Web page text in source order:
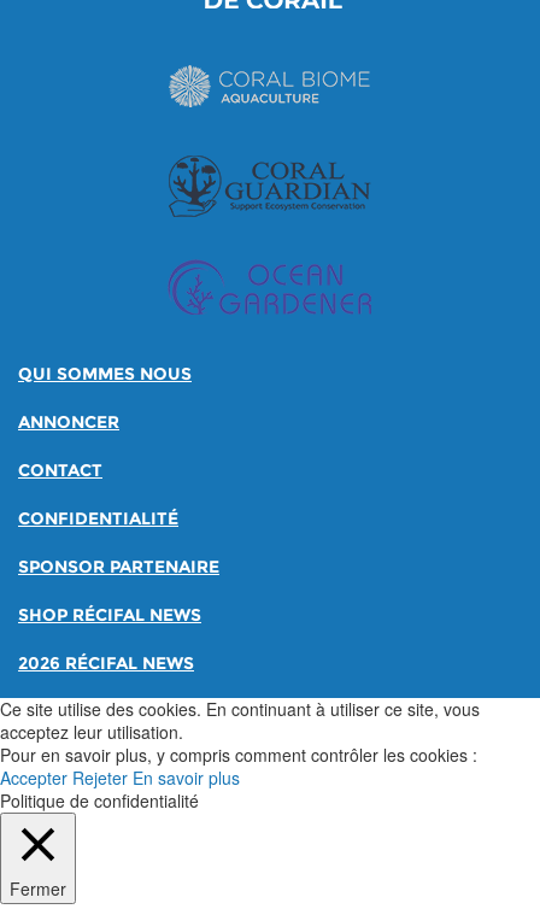
QUI SOMMES NOUS
ANNONCER
CONTACT
CONFIDENTIALITÉ
SPONSOR PARTENAIRE
SHOP RÉCIFAL NEWS
2026 RÉCIFAL NEWS
Ce site utilise des cookies. En continuant à utiliser ce site, vous
acceptez leur utilisation.
Pour en savoir plus, y compris comment contrôler les cookies :
Accepter Rejeter En savoir plus
Politique de confidentialité
Fermer